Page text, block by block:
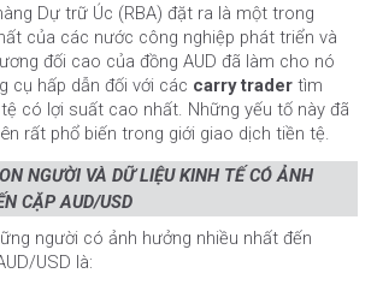
Dự trữ Úc (RBA) đặt ra là một trong
của các nước công nghiệp phát triển và
đối cao của đồng AUD đã làm cho nó
cụ hấp dẫn đối với các carry trader tìm
có lợi suất cao nhất. Những yếu tố này đã
rất phổ biến trong giới giao dịch tiền tệ.
NGƯỜI VÀ DỮ LIỆU KINH TẾ CÓ ẢNH
CẶP AUD/USD
người có ảnh hưởng nhiều nhất đến
USD là: